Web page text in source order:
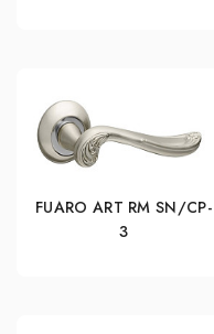
FUARO ART RM SN/CP-
3